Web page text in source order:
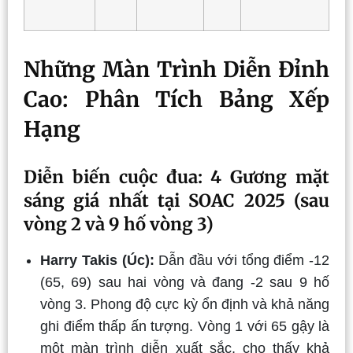
Những Màn Trình Diễn Đỉnh
Cao: Phân Tích Bảng Xếp
Hạng
Diễn biến cuộc đua: 4 Gương mặt
sáng giá nhất tại SOAC 2025 (sau
vòng 2 và 9 hố vòng 3)
Harry Takis (Úc): Dẫn đầu với tổng điểm -12
(65, 69) sau hai vòng và đang -2 sau 9 hố
vòng 3. Phong độ cực kỳ ổn định và khả năng
ghi điểm thấp ấn tượng. Vòng 1 với 65 gậy là
một màn trình diễn xuất sắc, cho thấy khả